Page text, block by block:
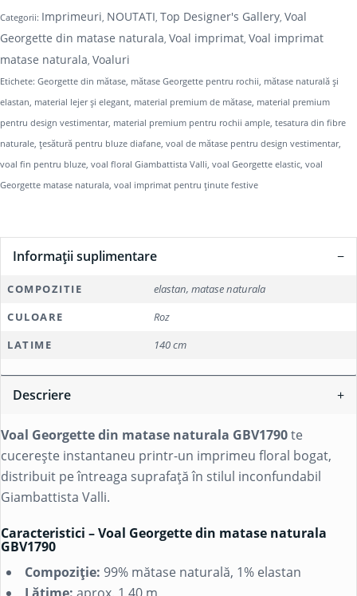
Categorii: Imprimeuri NOUTATI Top Designer's Gallery Voal
Georgette din matase naturala Voal imprimat Voal imprimat
matase naturala Voaluri
Etichete: Georgette din mătase mătase Georgette pentru rochii mătase naturală și
elastan material lejer și elegant material premium de mătase material premium
pentru design vestimentar, material premium pentru rochii ample tesatura din fibre
naturale țesătură pentru bluze diafane voal de mătase pentru design vestimentar,
voal fin pentru bluze voal floral Giambattista Valli voal Georgette elastic voal
Georgette matase naturala voal imprimat pentru ținute festive
Descriere
Voal Georgette din matase naturala GBV1790te
cucerește instantaneu printr-un imprimeu floral bogat,
distribuit pe întreaga suprafață în stilul inconfundabil
Giambattista Valli.
Caracteristici – Voal Georgette din matase naturala
GBV1790
Compoziție: 99% mătase naturală, 1% elastan
Informații suplimentare
COMPOZITIE
elastan, matase naturala
CULOARE
Roz
LATIME
140 cm